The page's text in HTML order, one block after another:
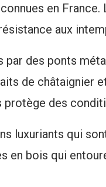
en
aux
par des ponts
de châtaignier
protège des
luxuriants qui
en bois qui